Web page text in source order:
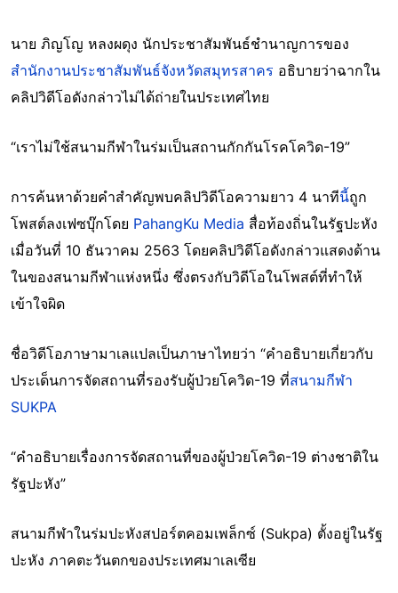
นาย ภิญโญ หลงผดุง นักประชาสัมพันธ์ชำนาญการของ
สำนักงานประชาสัมพันธ์จังหวัดสมุทรสาคร อธิบายว่าฉากใน
คลิปวิดีโอดังกล่าวไม่ได้ถ่ายในประเทศไทย
“เราไม่ใช้สนามกีฬาในร่มเป็นสถานกักกันโรคโควิด-19”
การค้นหาด้วยคำสำคัญพบคลิปวิดีโอความยาว 4 นาทีนี้ถูก
โพสต์ลงเฟซบุ๊กโดย PahangKu Media สื่อท้องถิ่นในรัฐปะหัง
เมื่อวันที่ 10 ธันวาคม 2563 โดยคลิปวิดีโอดังกล่าวแสดงด้าน
ในของสนามกีฬาแห่งหนึ่ง ซึ่งตรงกับวิดีโอในโพสต์ที่ทำให้
เข้าใจผิด
ชื่อวิดีโอภาษามาเลแปลเป็นภาษาไทยว่า “คำอธิบายเกี่ยวกับ
ประเด็นการจัดสถานที่รองรับผู้ป่วยโควิด-19 ที่สนามกีฬา
SUKPA
“คำอธิบายเรื่องการจัดสถานที่ของผู้ป่วยโควิด-19 ต่างชาติใน
รัฐปะหัง”
สนามกีฬาในร่มปะหังสปอร์ตคอมเพล็กซ์ (Sukpa) ตั้งอยู่ในรัฐ
ปะหัง ภาคตะวันตกของประเทศมาเลเซีย